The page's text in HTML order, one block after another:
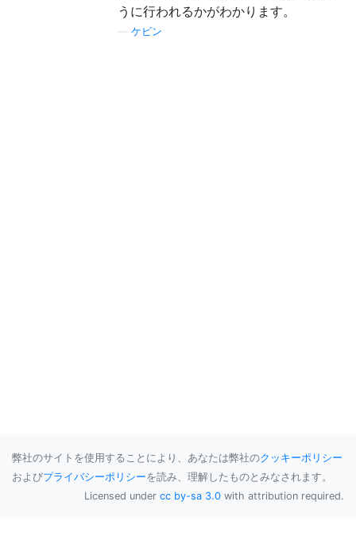
うに行われるかがわかります。
ケビン
弊社のサイトを使用することにより、あなたは弊社のクッキーポリシー
およびプライバシーポリシーを読み、理解したものとみなされます。
Licensed under cc by-sa 3.0 with attribution required.